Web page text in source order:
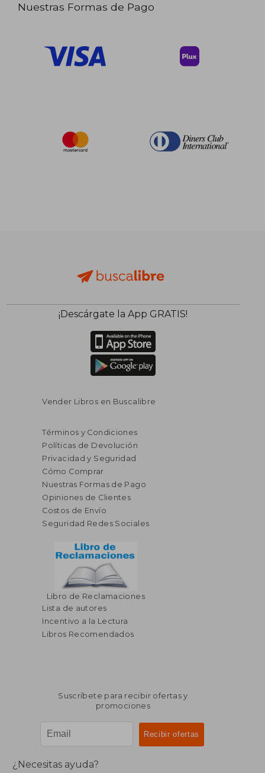
Nuestras Formas de Pago
¡Descárgate la App GRATIS!
Vender Libros en Buscalibre
Términos y Condiciones
Políticas de Devolución
Privacidad y Seguridad
Cómo Comprar
Nuestras Formas de Pago
Opiniones de Clientes
Costos de Envío
Seguridad Redes Sociales
Libro de Reclamaciones
Lista de autores
Incentivo a la Lectura
Libros Recomendados
Suscríbete para recibir ofertas y
promociones
¿Necesitas ayuda?